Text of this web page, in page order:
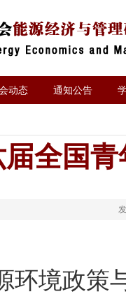
动态 通知公告
全国
环境政策